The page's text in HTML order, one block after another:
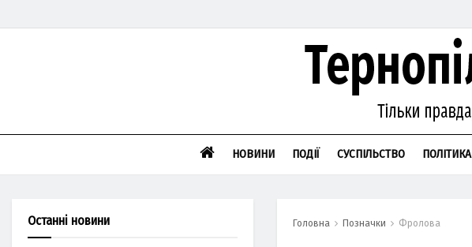
НОВИНИ ПОДІЇ СУСПІЛЬСТВО ПОЛІТИКА
Головна Позначки Фролова
Останні новини